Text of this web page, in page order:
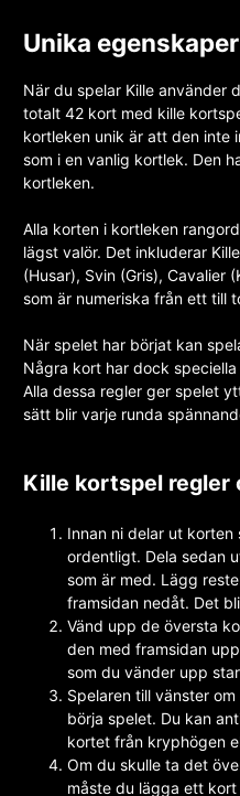
Unika
När du spelar Kille använder
totalt 42 kort med kille
kortleken unik är att den inte
som i en vanlig kortlek. Den
kortleken.
Alla korten i kortleken
lägst valör. Det inkluderar
(Husar), Svin (Gris), Cavalier
som är numeriska från ett till
När spelet har börjat kan
Några kort har dock
Alla dessa regler ger spelet
sätt blir varje runda
Kille kortspel regler
Innan ni delar ut
ordentligt. Dela sedan
som är med. Lägg
framsidan nedåt. Det
Vänd upp de översta
den med framsidan
som du vänder upp
Spelaren till vänster
börja spelet. Du kan
kortet från kryphögen
Om du skulle ta det
måste du lägga ett